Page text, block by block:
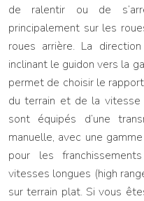
de ralentir ou de
principalement sur les
roues arrière. La
inclinant le guidon vers la
permet de choisir le
du terrain et de la vitesse
sont équipés d’une
manuelle, avec une
pour les
vitesses longues (high
sur terrain plat. Si vous